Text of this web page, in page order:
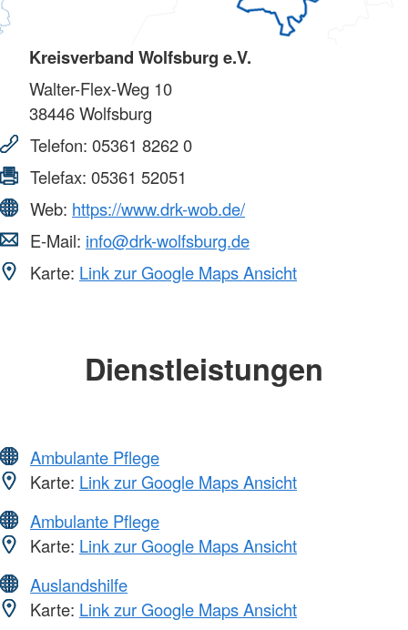
Kreisverband Wolfsburg e.V.
Walter-Flex-Weg 10
38446Wolfsburg
Telefon: 05361 8262 0
Telefax: 05361 52051
Web: https://www.drk-wob.de/
E-Mail: info@drk-wolfsburg.de
Karte: Link zur Google Maps Ansicht
Dienstleistungen
Ambulante Pflege
Karte: Link zur Google Maps Ansicht
Ambulante Pflege
Karte: Link zur Google Maps Ansicht
Auslandshilfe
Karte: Link zur Google Maps Ansicht